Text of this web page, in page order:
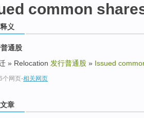
common
义
通股
» Relocation 发行普通股 » Issued
个网页-相关网页
章